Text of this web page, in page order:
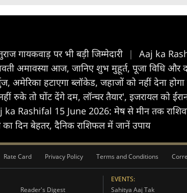
गायकवाड़ पर भी बड़ी जिम्मेदारी |
Aaj ka
अमावस्या आज, जानिए शुभ मुहूर्त, पूजा विधि और
अमेरिका हटाएगा ब्लॉकेड, जहाजों को नहीं देना
रुके तो घोंट देंगे दम, लॉन्चर तैयार', इजरायल को
ka Rashifal 15 June 2026: मेष से मीन तक
दिन बेहतर, दैन‍िक राश‍िफल में जानें उपाय
Rate Card Privacy Policy Terms and Conditions
Reader's Digest
EVENTS:
Sahitya Aaj Tak